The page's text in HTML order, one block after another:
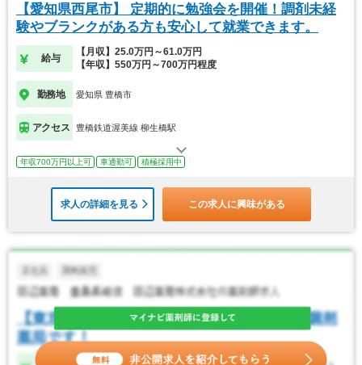
【愛知県西尾市】 定期的に勉強会を開催！調剤未経
験やブランクがある方も安心して就業できます。
給与
【月収】25.0万円～61.0万円
【年収】550万円～700万円程度
勤務地 愛知県 豊橋市
アクセス 豊橋鉄道渥美線 柳生橋駅
年収700万円以上可 車通勤可 積極採用中
求人の詳細を見る この求人に興味がある